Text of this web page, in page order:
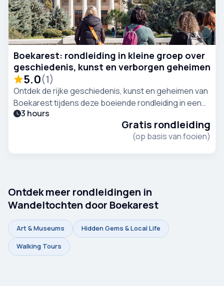
Boekarest: rondleiding in kleine groep over
geschiedenis, kunst en verborgen geheimen
5.0(1)
Ontdek de rijke geschiedenis, kunst en geheimen van
Boekarest tijdens deze boeiende rondleiding in een
kleine groep onder leiding van een lokale gids.
3 hours
Gratis rondleiding
(op basis van fooien)
Ontdek meer rondleidingen in
Wandeltochten door Boekarest
Art & Museums
Hidden Gems & Local Life
Walking Tours